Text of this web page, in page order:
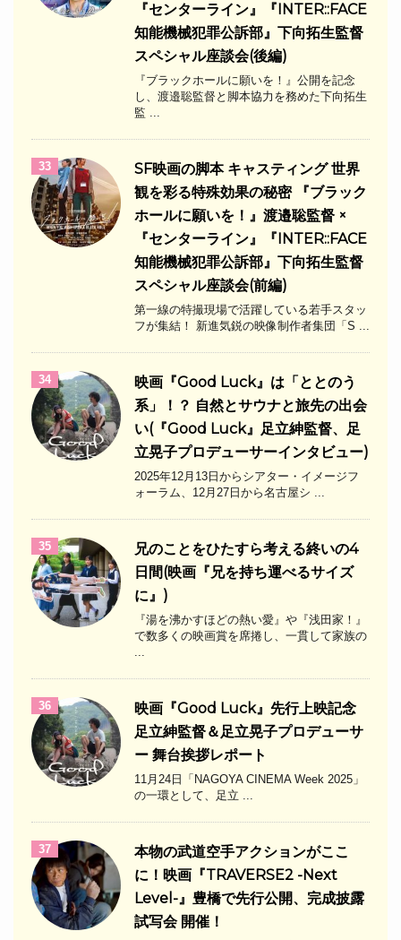
『センターライン』『INTER::FACE
知能機械犯罪公訴部』下向拓生監督
スペシャル座談会(後編)
『ブラックホールに願いを！』公開を記念
し、渡邉聡監督と脚本協力を務めた下向拓生
監 ...
33
SF映画の脚本 キャスティング 世界
観を彩る特殊効果の秘密 『ブラック
ホールに願いを！』渡邉聡監督 ×
『センターライン』『INTER::FACE
知能機械犯罪公訴部』下向拓生監督
スペシャル座談会(前編)
第一線の特撮現場で活躍している若手スタッ
フが集結！ 新進気鋭の映像制作者集団「S ...
34
映画『Good Luck』は「ととのう
系」！？ 自然とサウナと旅先の出会
い(『Good Luck』足立紳監督、足
立晃子プロデューサーインタビュー)
2025年12月13日からシアター・イメージフ
ォーラム、12月27日から名古屋シ ...
35
兄のことをひたすら考える終いの4
日間(映画『兄を持ち運べるサイズ
に』)
『湯を沸かすほどの熱い愛』や『浅田家！』
で数多くの映画賞を席捲し、一貫して家族の
...
36
映画『Good Luck』先行上映記念
足立紳監督＆足立晃子プロデューサ
ー 舞台挨拶レポート
11月24日「NAGOYA CINEMA Week 2025」
の一環として、足立 ...
37
本物の武道空手アクションがここ
に！映画『TRAVERSE2 -Next
Level-』豊橋で先行公開、完成披露
試写会 開催！